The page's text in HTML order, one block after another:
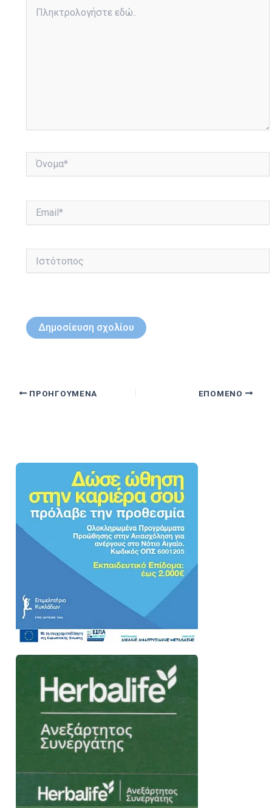
εδώ..
Όνομα*
Ιστότοπος
ΠΡΟΗΓΟΎΜΕΝΑ ΕΠΌΜΕΝΟ